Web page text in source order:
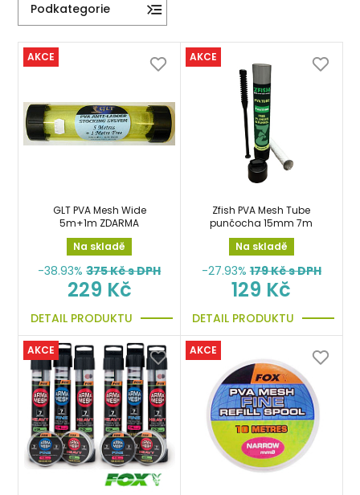
Podkategorie
AKCE
GLT PVA Mesh Wide
5m+1m ZDARMA
Na skladě
-38.93% 375Kč s DPH
229 Kč
DETAIL PRODUKTU
AKCE
Zfish PVA Mesh Tube
punčocha 15mm 7m
Na skladě
-27.93% 179Kč s DPH
129 Kč
DETAIL PRODUKTU
AKCE AKCE